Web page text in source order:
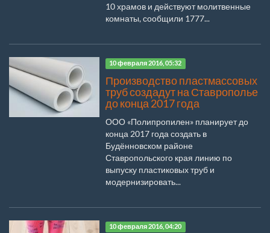
10 храмов и действуют молитвенные
комнаты, сообщили 1777...
10 февраля 2016, 05:32
Производство пластмассовых
труб создадут на Ставрополье
до конца 2017 года
ООО «Полипропилен» планирует до
конца 2017 года создать в
Будённовском районе
Ставропольского края линию по
выпуску пластиковых труб и
модернизировать...
10 февраля 2016, 04:20